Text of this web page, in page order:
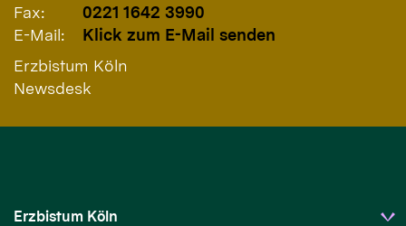
Fax:
0221 1642 3990
E-Mail:
Klick zum E-Mail senden
Erzbistum Köln
Newsdesk
Erzbistum Köln